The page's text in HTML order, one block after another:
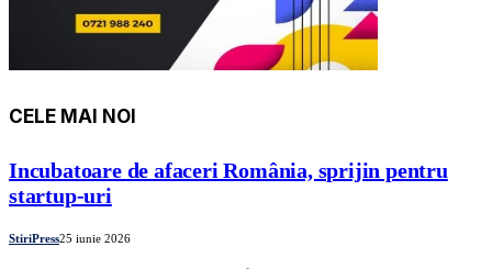
CELE MAI NOI
Incubatoare de afaceri România, sprijin pentru
startup-uri
StiriPress25 iunie 2026